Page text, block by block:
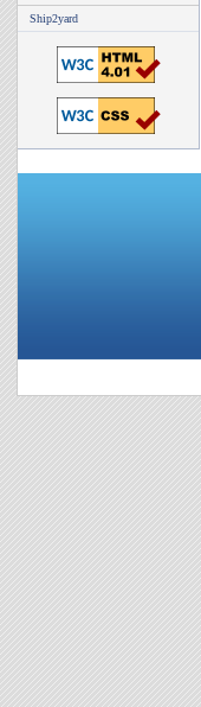
Ship2yard